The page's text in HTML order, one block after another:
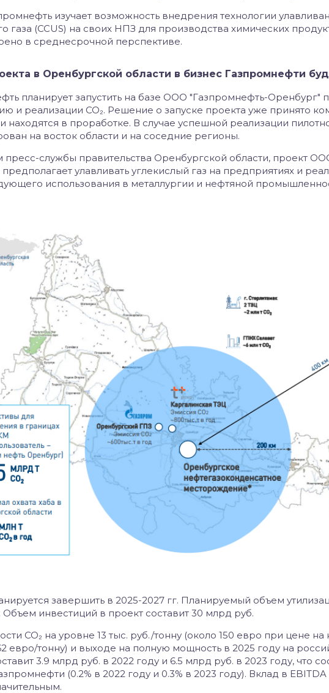
изучает возможность внедрения технологии
газа (CCUS) на своих НПЗ для производства химических
в среднесрочной перспективе.
в Оренбургской области в бизнес Газпромнефти
планирует запустить на базе ООО "Газпромнефть-Оренбург"
и реализации CO₂. Решение о запуске проекта уже принято
находятся в проработке. В случае успешной реализации
на восток области и на соседние регионы.
службы правительства Оренбургской области, проект
улавливать углекислый газ на предприятиях и
использования в металлургии и нефтяной
завершить в 2025-2027 гг. Планируемый объем
Объем инвестиций в проект составит 30 млрд руб.
CO₂ на уровне 13 тыс. руб./тонну (около 150 евро при цене
евро/тонну) и выходе на полную мощность в 2025 году на
3.9 млрд руб. в 2022 году и 6.5 млрд руб. в 2023 году, что
(0.2% в 2022 году и 0.3% в 2023 году). Вклад в